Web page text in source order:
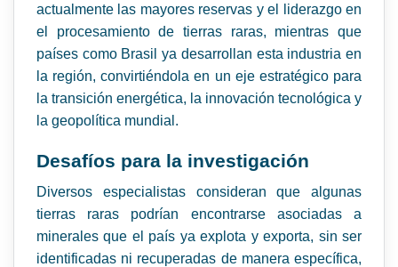
actualmente las mayores reservas y el liderazgo en
el procesamiento de tierras raras, mientras que
países como Brasil ya desarrollan esta industria en
la región, convirtiéndola en un eje estratégico para
la transición energética, la innovación tecnológica y
la geopolítica mundial.
Desafíos para la investigación
Diversos especialistas consideran que algunas
tierras raras podrían encontrarse asociadas a
minerales que el país ya explota y exporta, sin ser
identificadas ni recuperadas de manera específica,